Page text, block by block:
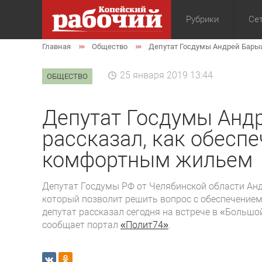
Рубрики
Общество
Главная Общество Депутат Госдумы Андрей
ОБЩЕСТВО 25 января 2019 13:44
Депутат Госдумы
рассказал, как
комфортным жильем
Депутат Госдумы РФ от Челябинской области
который позволит решить вопрос с
депутат рассказал сегодня на встрече в
сообщает портал «Полит74».